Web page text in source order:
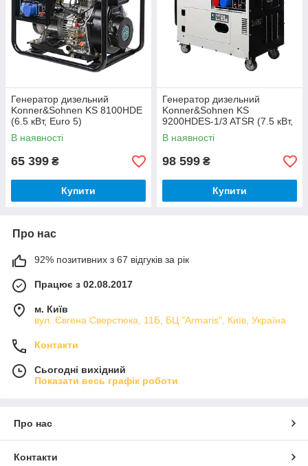
Генератор дизельний
Konner&Sohnen KS 8100HDE
(6.5 кВт, Euro 5)
В наявності
65 399 ₴
Купити
Генератор дизельний
Konner&Sohnen KS
9200HDES-1/3 ATSR (7.5 кВт,
Euro 5)
В наявності
98 599 ₴
Купити
Про нас
92% позитивних з 67 відгуків за рік
Працює з 02.08.2017
м. Київ
вул. Євгена Сверстюка, 11Б, БЦ "Armaris", Київ, Україна
Контакти
Сьогодні вихідний
Показати весь графік роботи
Про нас
Контакти